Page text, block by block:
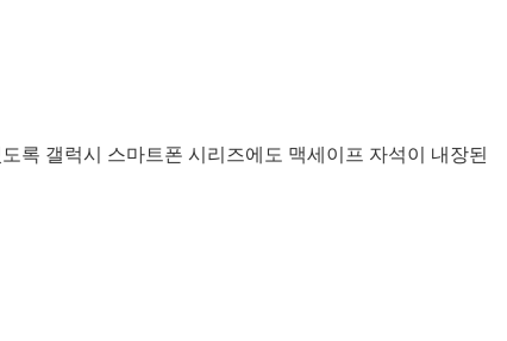
록 갤럭시 스마트폰 시리즈에도 맥세이프 자석이 내장된